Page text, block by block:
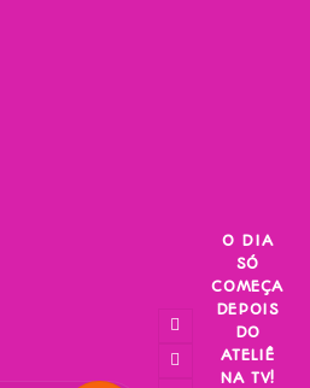
O DIA
SÓ
COMEÇA
DEPOIS
DO
ATELIÊ
NA TV!